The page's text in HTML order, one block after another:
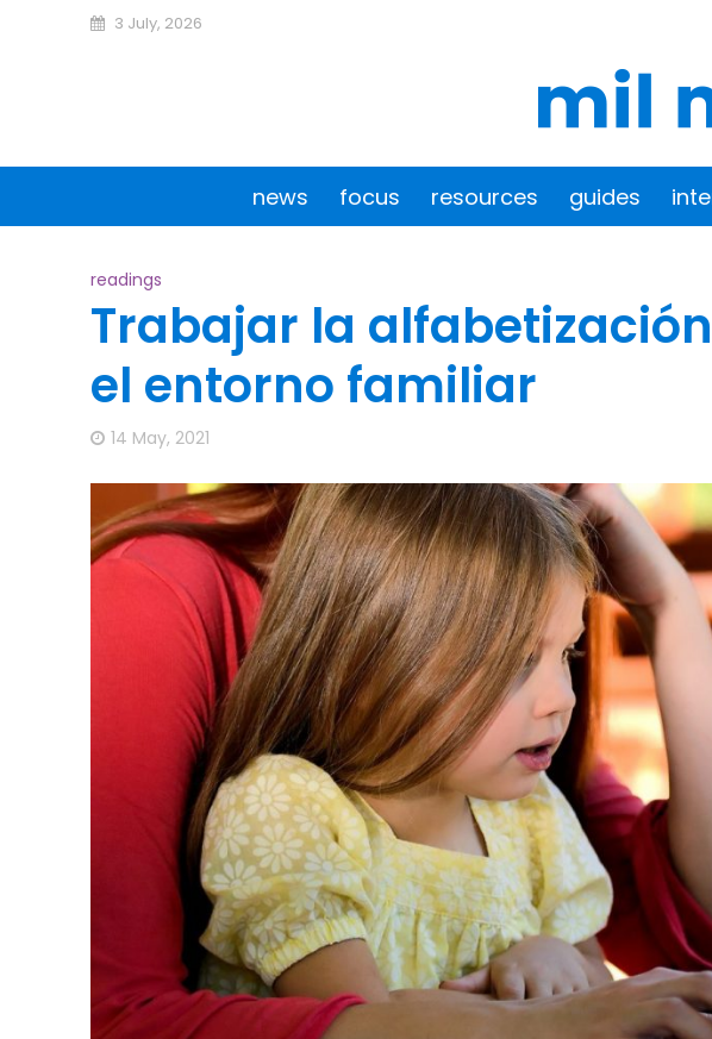
3 July, 2026
news focus resources guides
readings
Trabajar la
el entorno familiar
14 May, 2021